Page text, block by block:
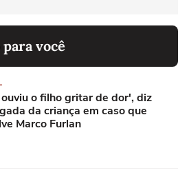
você
o filho gritar de dor', diz
da criança em caso que
Marco Furlan